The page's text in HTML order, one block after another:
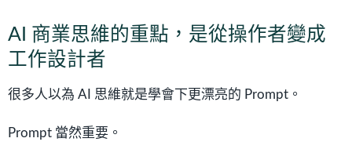
AI 商業思維的重點，是從操作者變成
工作設計者
很多人以為 AI 思維就是學會下更漂亮的 Prompt。
Prompt 當然重要。